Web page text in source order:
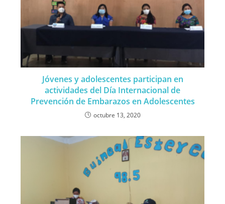
Jóvenes y adolescentes participan en
actividades del Día Internacional de
Prevención de Embarazos en Adolescentes
octubre 13, 2020